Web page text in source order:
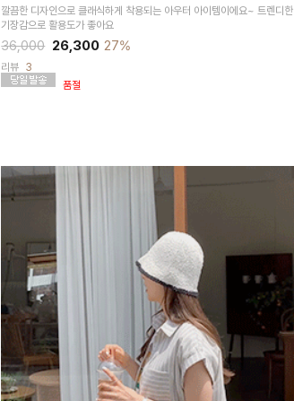
깔끔한 디자인으로 클래식하게 착용되는 아우터 아이템이에요~ 트렌디한
기장감으로 활용도가 좋아요
36,000 26,300 27%
리뷰 3
품절